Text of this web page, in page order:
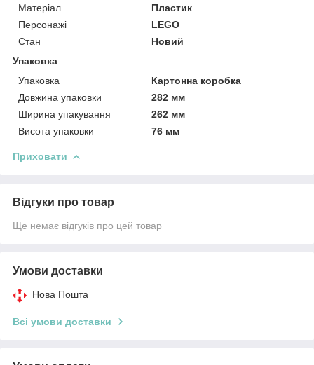
Матеріал
Пластик
Персонажі
LEGO
Стан
Новий
Упаковка
Упаковка
Картонна коробка
Довжина упаковки
282 мм
Ширина упакування
262 мм
Висота упаковки
76 мм
Приховати
Відгуки про товар
Ще немає відгуків про цей товар
Умови доставки
Нова Пошта
Всі умови доставки